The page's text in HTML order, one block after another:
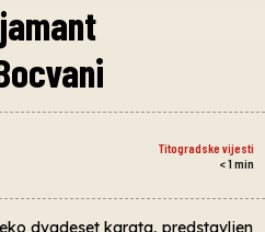
Titogradske vijesti
< 1 min
dvadeset karata, predstavljen